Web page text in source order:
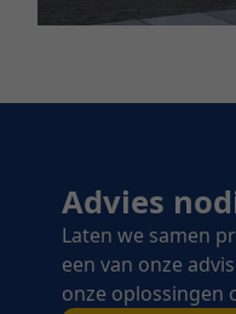
Advies
Laten we samen
een van onze
onze oplossingen